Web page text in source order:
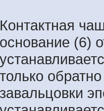
Контактная
основание (6)
только
завальцовки